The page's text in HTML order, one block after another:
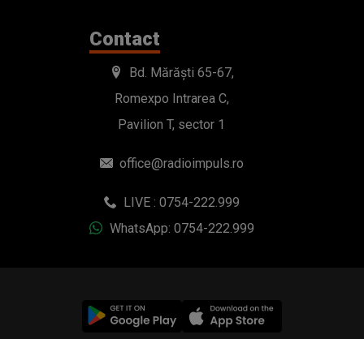
Contact
Bd. Mărăști 65-67,
Romexpo Intrarea C,
Pavilion T, sector 1
office@radioimpuls.ro
LIVE : 0754-222.999
WhatsApp: 0754-222.999